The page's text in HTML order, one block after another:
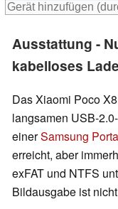
Ausstattung -
kabelloses
Das Xiaomi Poco
langsamen USB-
einerSamsung
erreicht, aber
exFAT und NTFS
Bildausgabe ist